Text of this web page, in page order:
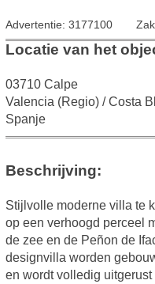
Advertentie: 3177100
Locatie van het
03710 Calpe
Valencia (Regio) / Costa
Spanje
Beschrijving:
Stijlvolle moderne villa te
op een verhoogd perceel
de zee en de Peñon de
designvilla worden
en wordt volledig